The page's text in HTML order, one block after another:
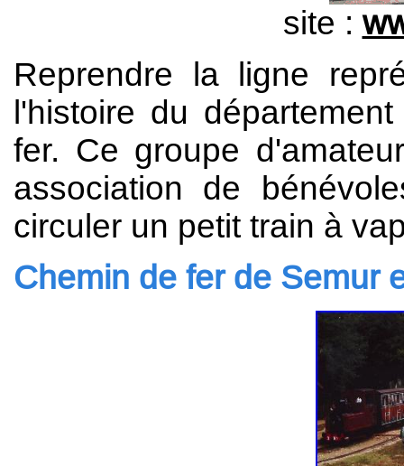
site :
Reprendre la ligne
l'histoire du
fer. Ce groupe
association de
circuler un petit train à
Chemin de fer de Semur